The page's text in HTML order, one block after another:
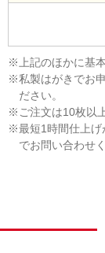
上記のほかに基
私製はがきでお
ださい。
ご注文は10枚以
最短1時間仕上げ
でお問い合わせ